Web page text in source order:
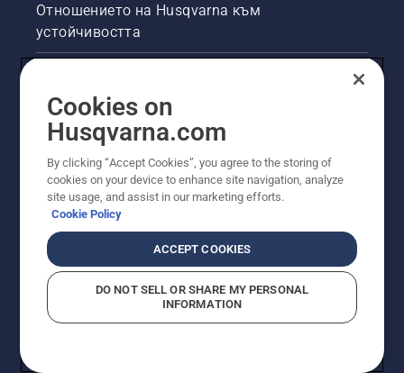
Отношението на Husqvarna към
устойчивостта
Други сайтове на Husqvarna
© Husqvarna AB (публ). Всички права запазени.
Cookies on
Husqvarna.com
By clicking “Accept Cookies”, you agree to the storing of
cookies on your device to enhance site navigation, analyze
site usage, and assist in our marketing efforts.
Cookie Policy
ACCEPT COOKIES
DO NOT SELL OR SHARE MY PERSONAL
INFORMATION